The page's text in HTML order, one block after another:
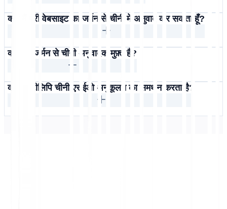
क्या मैं पूरी वेबसाइट का जर्मन से चीनी में अनुवाद कर सकता हूँ?
क्या यह जर्मन से चीनी अनुवादक मुफ़्त है?
क्या मल्टीलिपि चीनी एसईओ अनुकूलन का समर्थन करता है?